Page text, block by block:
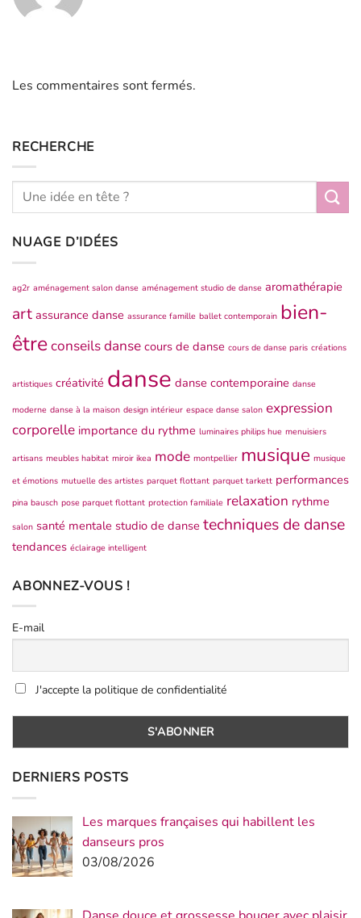
Les commentaires sont fermés.
RECHERCHE
NUAGE D’IDÉES
ag2r aménagement salon danse aménagement studio de danse aromathérapie
art assurance danse assurance famille ballet contemporain bien-
êtreconseils danse cours de danse cours de danse paris créations
artistiques créativité danse danse contemporaine danse
moderne danse à la maison design intérieur espace danse salon expression
corporelle importance du rythme luminaires philips hue menuisiers
artisans meubles habitat miroir ikea mode montpellier musique musique
et émotions mutuelle des artistes parquet flottant parquet tarkett performances
pina bausch pose parquet flottant protection familiale relaxation rythme
salon santé mentale studio de danse techniques de danse
tendances éclairage intelligent
ABONNEZ-VOUS !
E-mail
J'accepte la politique de confidentialité
DERNIERS POSTS
Les marques françaises qui habillent les
danseurs pros
03/08/2026